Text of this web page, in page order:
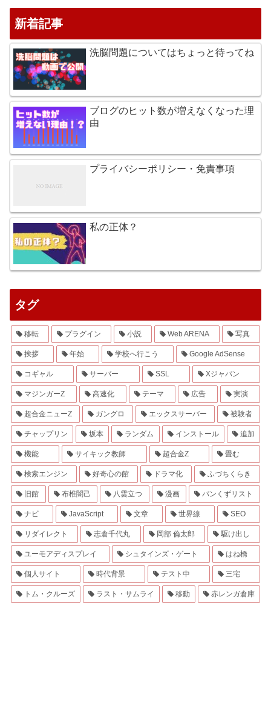
新着記事
洗脳問題についてはちょっと待ってね
ブログのヒット数が増えなくなった理
由
プライバシーポリシー・免責事項
私の正体？
タグ
移転 プラグイン 小説 Web ARENA 写真
挨拶 年始 学校へ行こう Google AdSense
コギャル サーバー SSL Xジャパン
マジンガーZ 高速化 テーマ 広告 実演
超合金ニューZ ガングロ エックスサーバー 被験者
チャップリン 坂本 ランダム インストール 追加
機能 サイキック教師 超合金Z 畳む
検索エンジン 好奇心の館 ドラマ化 ふづちくらき
旧館 布椎闇己 八雲立つ 漫画 パンくずリスト
ナビ JavaScript 文章 世界線 SEO
リダイレクト 志倉千代丸 岡部 倫太郎 駆け出し
ユーモアディスプレイ シュタインズ・ゲート はね橋
個人サイト 時代背景 テスト中 三宅
トム・クルーズ ラスト・サムライ 移動 赤レンガ倉庫